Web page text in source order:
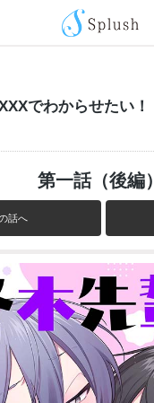
でわからせたい！
第一話（後編）
話へ